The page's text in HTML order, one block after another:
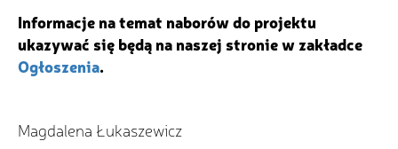
Informacje na temat naborów do projektu
ukazywać się będą na naszej stronie w zakładce
Ogłoszenia.
Magdalena Łukaszewicz